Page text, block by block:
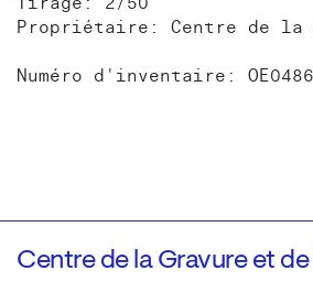
Propriétaire: Centre de la
Numéro d'inventaire: OE0486
Centre de la Gravure et de